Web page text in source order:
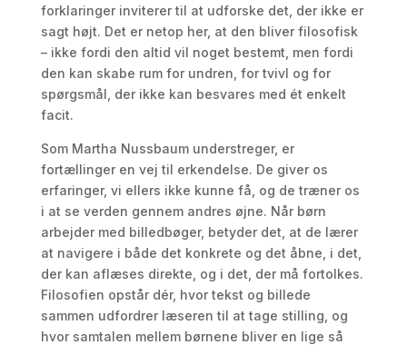
forklaringer inviterer til at udforske det, der ikke er
sagt højt. Det er netop her, at den bliver filosofisk
– ikke fordi den altid vil noget bestemt, men fordi
den kan skabe rum for undren, for tvivl og for
spørgsmål, der ikke kan besvares med ét enkelt
facit.
Som Martha Nussbaum understreger, er
fortællinger en vej til erkendelse. De giver os
erfaringer, vi ellers ikke kunne få, og de træner os
i at se verden gennem andres øjne. Når børn
arbejder med billedbøger, betyder det, at de lærer
at navigere i både det konkrete og det åbne, i det,
der kan aflæses direkte, og i det, der må fortolkes.
Filosofien opstår dér, hvor tekst og billede
sammen udfordrer læseren til at tage stilling, og
hvor samtalen mellem børnene bliver en lige så